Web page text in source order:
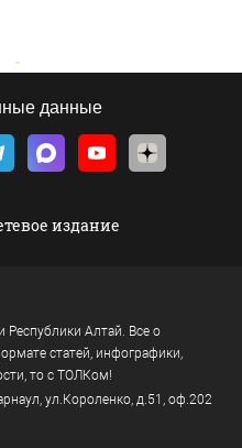
данные
издание
Республики Алтай. Все о
статей, инфографики,
то с ТОЛКом!
ул.Короленко, д.51, оф.202